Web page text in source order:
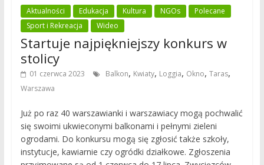
Aktualności Edukacja Kultura NGOs
Polecane
Sport i Rekreacja
Wideo
Startuje najpiękniejszy konkurs w
stolicy
01 czerwca 2023 Balkon, Kwiaty, Loggia, Okno, Taras,
Warszawa
Już po raz 40 warszawianki i warszawiacy mogą pochwalić
się swoimi ukwieconymi balkonami i pełnymi zieleni
ogrodami. Do konkursu mogą się zgłosić także szkoły,
instytucje, kawiarnie czy ogródki działkowe. Zgłoszenia